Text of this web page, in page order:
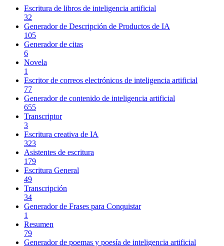
Escritura de libros de inteligencia artificial
32
Generador de Descripción de Productos de IA
105
Generador de citas
6
Novela
1
Escritor de correos electrónicos de inteligencia artificial
77
Generador de contenido de inteligencia artificial
655
Transcriptor
3
Escritura creativa de IA
323
Asistentes de escritura
179
Escritura General
49
Transcripción
34
Generador de Frases para Conquistar
1
Resumen
79
Generador de poemas y poesía de inteligencia artificial